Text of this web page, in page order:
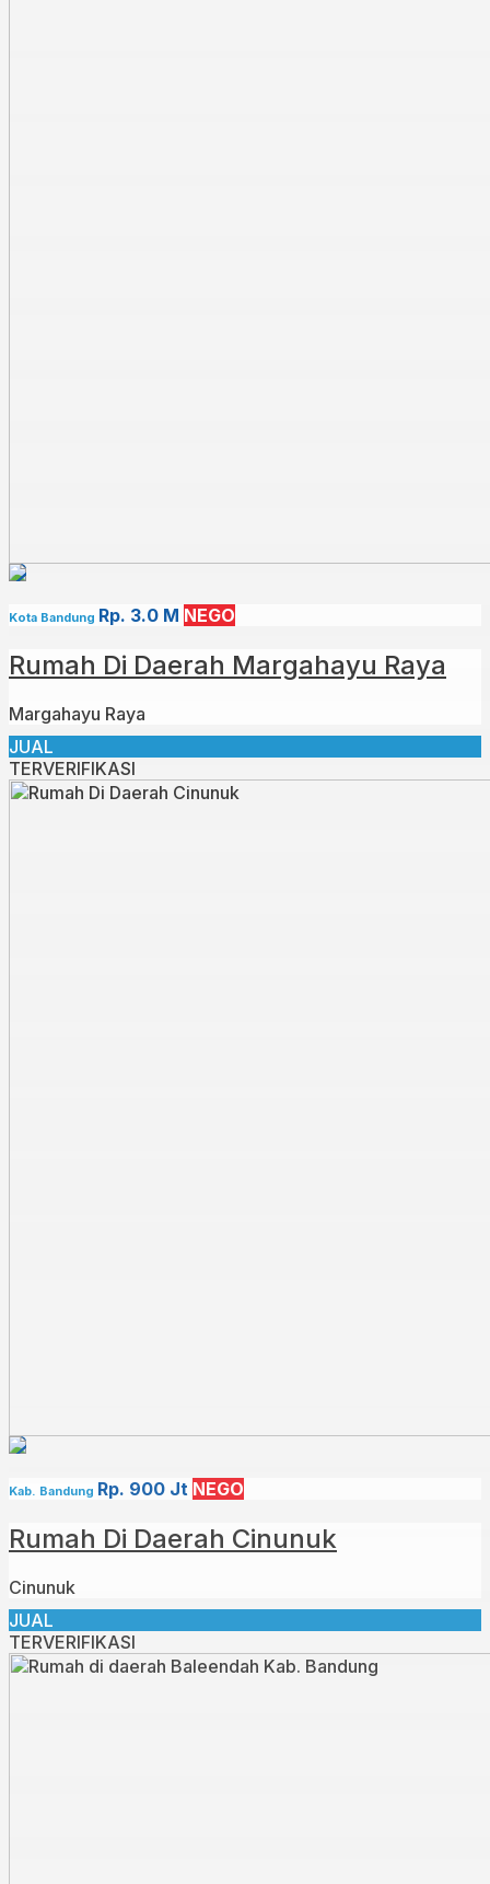
Kota Bandung Rp. 3.0 M NEGO
Rumah Di Daerah Margahayu Raya
Margahayu Raya
JUAL
TERVERIFIKASI
Kab. Bandung Rp. 900 Jt NEGO
Rumah Di Daerah Cinunuk
Cinunuk
JUAL
TERVERIFIKASI